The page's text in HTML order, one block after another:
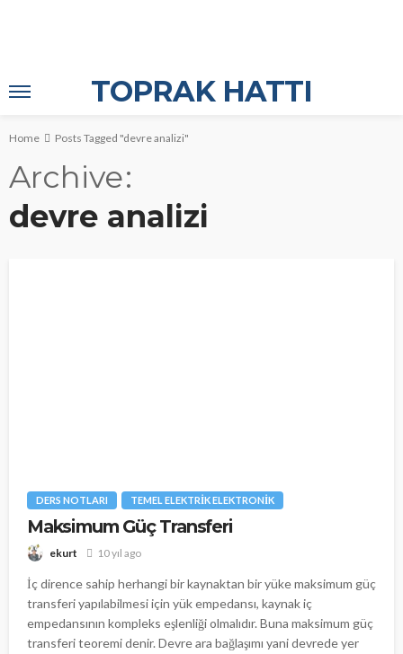
TOPRAK HATTI
Home Posts Tagged "devre analizi"
Archive
devre analizi
DERS NOTLARI TEMEL ELEKTRIK ELEKTRONIK
Maksimum Güç Transferi
ekurt 10 yıl ago
İç dirence sahip herhangi bir kaynaktan bir yüke maksimum güç
transferi yapılabilmesi için yük empedansı, kaynak iç
empedansının kompleks eşlenliği olmalıdır. Buna maksimum güç
transferi teoremi denir. Devre ara bağlaşımı yani devrede yer